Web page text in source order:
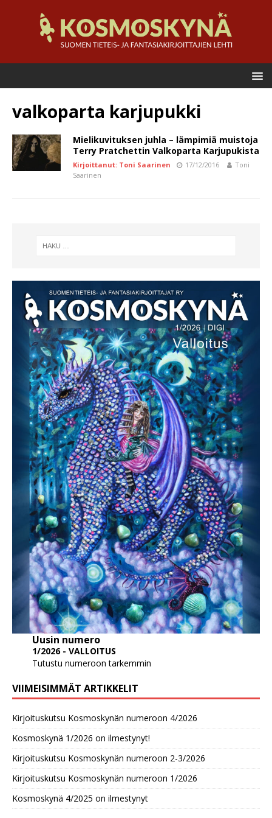
valkoparta karjupukki
Mielikuvituksen juhla – lämpimiä muistoja
Terry Pratchettin Valkoparta Karjupukista
Kirjoittanut: Toni Saarinen 17/12/2016
Toni
Saarinen
Uusin numero
1/2026 - VALLOITUS
Tutustu numeroon tarkemmin
VIIMEISIMMÄT ARTIKKELIT
Kirjoituskutsu Kosmoskynän numeroon 4/2026
Kosmoskynä 1/2026 on ilmestynyt!
Kirjoituskutsu Kosmoskynän numeroon 2-3/2026
Kirjoituskutsu Kosmoskynän numeroon 1/2026
Kosmoskynä 4/2025 on ilmestynyt